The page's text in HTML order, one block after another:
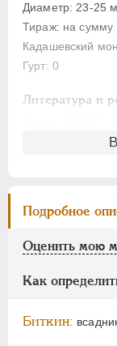
Диаметр: 23-25
Тираж: на сумму
Кадашевский
Гурт: 0
Литература и
: 40
Семёнов: 203-
ГМ
Брекке: 197 (50$)
Подробное
Оценить мою
Как
Биткин:
ЕЛИЗАВЕТА
ПЕТР III 1762-
ЕКАТЕРИНА II
АЛЕКСАНДР I
ВРЕМЕННОЕ
ИНОСТРАННЫЕ